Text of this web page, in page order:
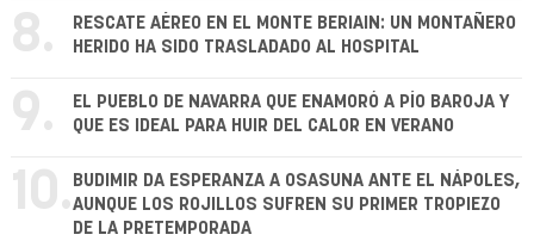
8.
RESCATE AÉREO EN EL MONTE BERIAIN: UN MONTAÑERO
HERIDO HA SIDO TRASLADADO AL HOSPITAL
9.
EL PUEBLO DE NAVARRA QUE ENAMORÓ A PÍO BAROJA Y
QUE ES IDEAL PARA HUIR DEL CALOR EN VERANO
10. BUDIMIR DA ESPERANZA A OSASUNA ANTE EL NÁPOLES,
AUNQUE LOS ROJILLOS SUFREN SU PRIMER TROPIEZO
DE LA PRETEMPORADA